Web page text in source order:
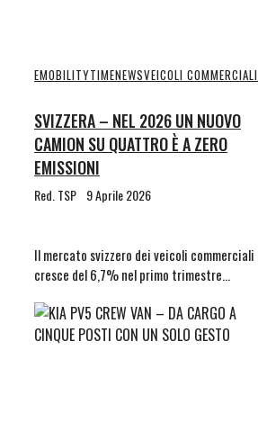
EMOBILITYTIMENEWSVEICOLI COMMERCIALI
SVIZZERA – NEL 2026 UN NUOVO
CAMION SU QUATTRO È A ZERO
EMISSIONI
Red. TSP 9 Aprile 2026
Il mercato svizzero dei veicoli commerciali
cresce del 6,7% nel primo trimestre…